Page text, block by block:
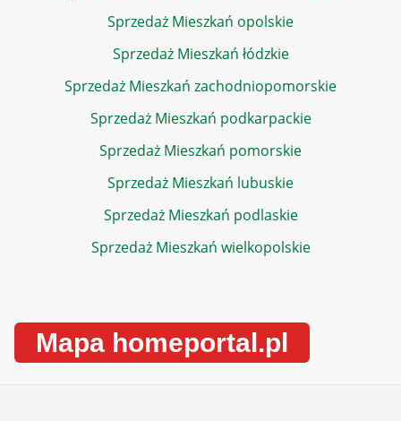
Sprzedaż Mieszkań opolskie
Sprzedaż Mieszkań łódzkie
Sprzedaż Mieszkań zachodniopomorskie
Sprzedaż Mieszkań podkarpackie
Sprzedaż Mieszkań pomorskie
Sprzedaż Mieszkań lubuskie
Sprzedaż Mieszkań podlaskie
Sprzedaż Mieszkań wielkopolskie
Mapa homeportal.pl